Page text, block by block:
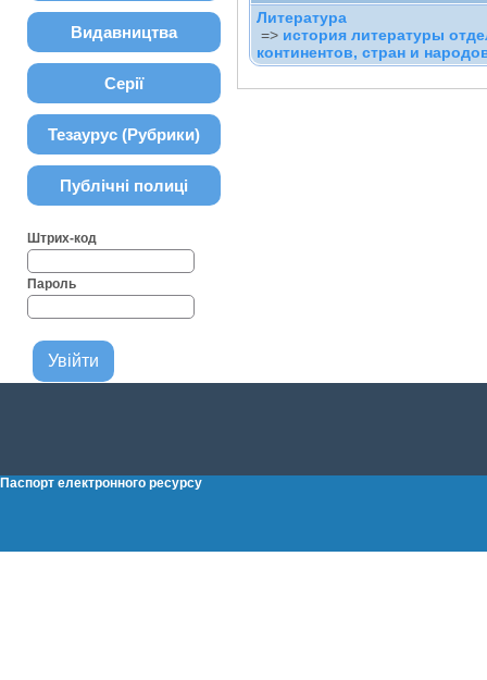
Видавництва
Серії
Тезаурус (Рубрики)
Публічні полиці
Штрих-код
Пароль
Литература
=> история литературы
континентов, стран и
Паспорт електронного ресурсу